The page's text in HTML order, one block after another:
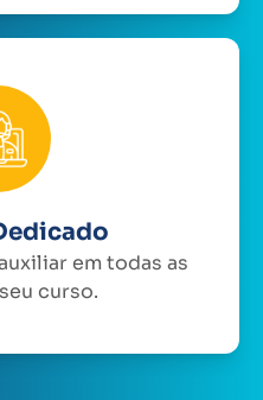
em todas as
curso.